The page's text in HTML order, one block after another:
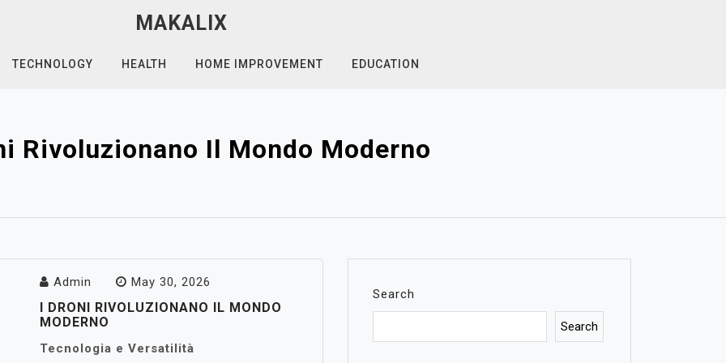
MAKALIX
TECHNOLOGY HEALTH HOME IMPROVEMENT EDUCATION
Rivoluzionano Il Mondo Moderno
Admin May 30, 2026
I DRONI RIVOLUZIONANO IL MONDO
MODERNO
Tecnologia e Versatilità
Search
Search